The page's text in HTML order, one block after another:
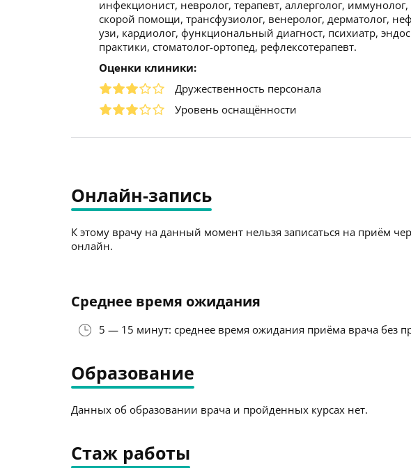
инфекционист, невролог, терапевт, аллерголог,
скорой помощи, трансфузиолог, венеролог, дерматолог,
узи, кардиолог, функциональный диагност, психиатр,
практики, стоматолог-ортопед, рефлексотерапевт.
Оценки клиники:
Дружественность персонала
Уровень оснащённости
Онлайн-запись
К этому врачу на данный момент нельзя записаться на приём
онлайн.
Среднее время ожидания
5 — 15 минут: среднее время ожидания приёма врача без
Образование
Данных об образовании врача и пройденных курсах нет.
Стаж работы